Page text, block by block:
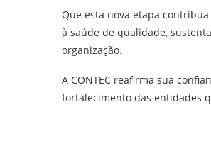
Que esta nova etapa
à saúde de qualidade,
organização.
A CONTEC reafirma sua
fortalecimento das entidades